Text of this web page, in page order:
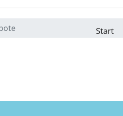
Start